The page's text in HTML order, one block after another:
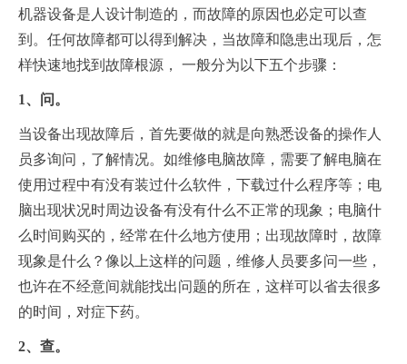
机器设备是人设计制造的，而故障的原因也必定可以查
到。任何故障都可以得到解决，当故障和隐患出现后，怎
样快速地找到故障根源， 一般分为以下五个步骤：
1、问。
当设备出现故障后，首先要做的就是向熟悉设备的操作人
员多询问，了解情况。如维修电脑故障，需要了解电脑在
使用过程中有没有装过什么软件，下载过什么程序等；电
脑出现状况时周边设备有没有什么不正常的现象；电脑什
么时间购买的，经常在什么地方使用；出现故障时，故障
现象是什么？像以上这样的问题，维修人员要多问一些，
也许在不经意间就能找出问题的所在，这样可以省去很多
的时间，对症下药。
2、查。